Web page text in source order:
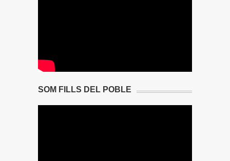
SOM FILLS DEL POBLE